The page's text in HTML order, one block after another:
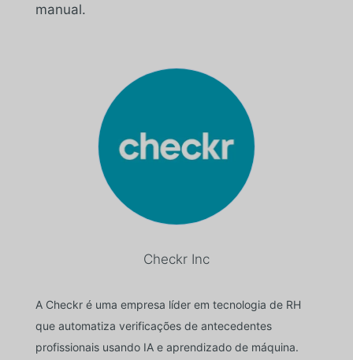
manual.
Checkr Inc
A Checkr é uma empresa líder em tecnologia de RH
que automatiza verificações de antecedentes
profissionais usando IA e aprendizado de máquina.